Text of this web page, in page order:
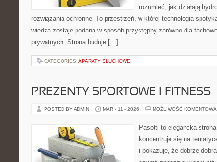
rozumieć, jak działają
rozwiązania ochronne. To przestrzeń, w której technologia
wiedza zostaje podana w sposób przystępny zarówno dla
prywatnych. Strona buduje […]
CATEGORIES: APARATY SŁUCHOWE
PREZENTY SPORTOWE I FITNESS
POSTED BY ADMIN MAR - 11 - 2026 MOŻLIWOŚĆ
Pasotti to elegancka
koncentruje się na
i pokazuje, że dobrze